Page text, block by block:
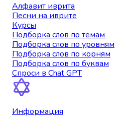
Алфавит иврита
Песни на иврите
Курсы
Подборка слов по темам
Подборка слов по уровням
Подборка слов по корням
Подборка слов по буквам
Спроси в Chat GPT
Информация